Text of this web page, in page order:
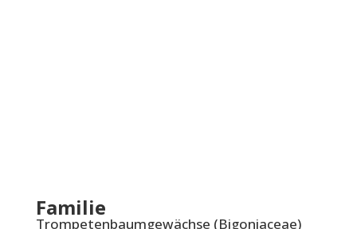
Familie
Trompetenbaumgewächse (Bigoniaceae)